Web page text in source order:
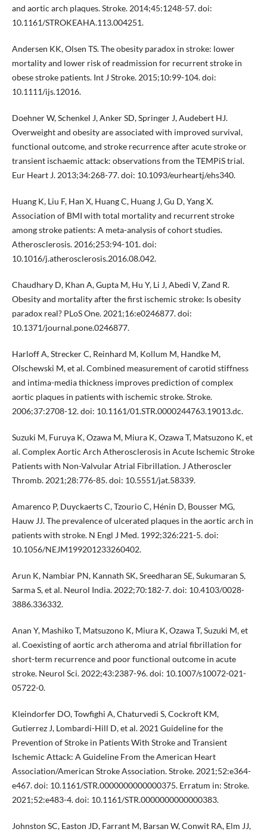
and aortic arch plaques. Stroke. 2014;45:1248-57. doi:
10.1161/STROKEAHA.113.004251.
Andersen KK, Olsen TS. The obesity paradox in stroke: lower
mortality and lower risk of readmission for recurrent stroke in
obese stroke patients. Int J Stroke. 2015;10:99-104. doi:
10.1111/ijs.12016.
Doehner W, Schenkel J, Anker SD, Springer J, Audebert HJ.
Overweight and obesity are associated with improved survival,
functional outcome, and stroke recurrence after acute stroke or
transient ischaemic attack: observations from the TEMPiS trial.
Eur Heart J. 2013;34:268-77. doi: 10.1093/eurheartj/ehs340.
Huang K, Liu F, Han X, Huang C, Huang J, Gu D, Yang X.
Association of BMI with total mortality and recurrent stroke
among stroke patients: A meta-analysis of cohort studies.
Atherosclerosis. 2016;253:94-101. doi:
10.1016/j.atherosclerosis.2016.08.042.
Chaudhary D, Khan A, Gupta M, Hu Y, Li J, Abedi V, Zand R.
Obesity and mortality after the first ischemic stroke: Is obesity
paradox real? PLoS One. 2021;16:e0246877. doi:
10.1371/journal.pone.0246877.
Harloff A, Strecker C, Reinhard M, Kollum M, Handke M,
Olschewski M, et al. Combined measurement of carotid stiffness
and intima-media thickness improves prediction of complex
aortic plaques in patients with ischemic stroke. Stroke.
2006;37:2708-12. doi: 10.1161/01.STR.0000244763.19013.dc.
Suzuki M, Furuya K, Ozawa M, Miura K, Ozawa T, Matsuzono K, et
al. Complex Aortic Arch Atherosclerosis in Acute Ischemic Stroke
Patients with Non-Valvular Atrial Fibrillation. J Atheroscler
Thromb. 2021;28:776-85. doi: 10.5551/jat.58339.
Amarenco P, Duyckaerts C, Tzourio C, Hénin D, Bousser MG,
Hauw JJ. The prevalence of ulcerated plaques in the aortic arch in
patients with stroke. N Engl J Med. 1992;326:221-5. doi:
10.1056/NEJM199201233260402.
Arun K, Nambiar PN, Kannath SK, Sreedharan SE, Sukumaran S,
Sarma S, et al. Neurol India. 2022;70:182-7. doi: 10.4103/0028-
3886.336332.
Anan Y, Mashiko T, Matsuzono K, Miura K, Ozawa T, Suzuki M, et
al. Coexisting of aortic arch atheroma and atrial fibrillation for
short-term recurrence and poor functional outcome in acute
stroke. Neurol Sci. 2022;43:2387-96. doi: 10.1007/s10072-021-
05722-0.
Kleindorfer DO, Towfighi A, Chaturvedi S, Cockroft KM,
Gutierrez J, Lombardi-Hill D, et al. 2021 Guideline for the
Prevention of Stroke in Patients With Stroke and Transient
Ischemic Attack: A Guideline From the American Heart
Association/American Stroke Association. Stroke. 2021;52:e364-
e467. doi: 10.1161/STR.0000000000000375. Erratum in: Stroke.
2021;52:e483-4. doi: 10.1161/STR.0000000000000383.
Johnston SC, Easton JD, Farrant M, Barsan W, Conwit RA, Elm JJ,